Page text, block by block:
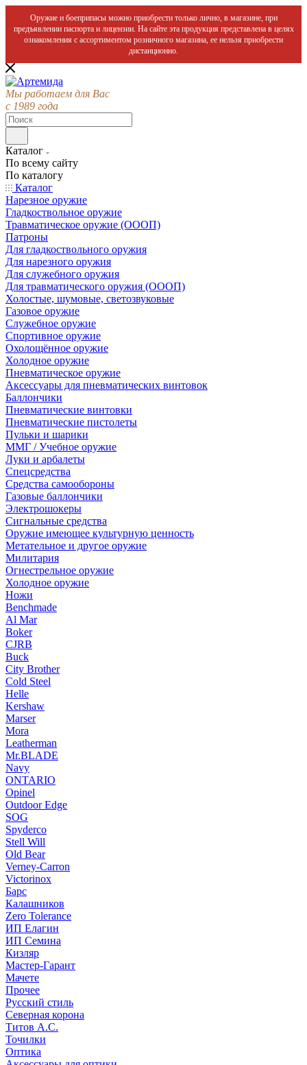
Оружие и боеприпасы можно приобрести только лично, в магазине, при
предъявлении паспорта и лицензии. На сайте эта продукция представлена в целях
ознакомления с ассортиментом розничного магазина, ее нельзя приобрести
дистанционно.
Мы работаем для Вас
с 1989 года
Каталог
По всему сайту
По каталогу
Каталог
Нарезное оружие
Гладкоствольное оружие
Травматическое оружие (ОООП)
Патроны
Для гладкоствольного оружия
Для нарезного оружия
Для служебного оружия
Для травматического оружия (ОООП)
Холостые, шумовые, светозвуковые
Газовое оружие
Служебное оружие
Спортивное оружие
Охолощённое оружие
Холодное оружие
Пневматическое оружие
Аксессуары для пневматических винтовок
Баллончики
Пневматические винтовки
Пневматические пистолеты
Пульки и шарики
ММГ / Учебное оружие
Луки и арбалеты
Спецсредства
Средства самообороны
Газовые баллончики
Электрошокеры
Сигнальные средства
Оружие имеющее культурную ценность
Метательное и другое оружие
Милитария
Огнестрельное оружие
Холодное оружие
Ножи
Benchmade
Al Mar
Boker
CJRB
Buck
City Brother
Cold Steel
Helle
Kershaw
Marser
Mora
Leatherman
Mr.BLADE
Navy
ONTARIO
Opinel
Outdoor Edge
SOG
Spyderco
Stell Will
Old Bear
Verney-Carron
Victorinox
Барс
Калашников
Zero Tolerance
ИП Елагин
ИП Семина
Кизляр
Мастер-Гарант
Мачете
Прочее
Русский стиль
Северная корона
Титов А.С.
Точилки
Оптика